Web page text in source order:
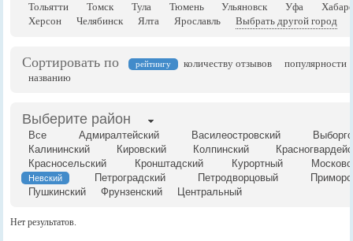
Тольятти
Томск Тула Тюмень Ульяновск Уфа
Херсон
Челябинск Ялта Ярославль Выбрать другой город
Сортировать по рейтингу количеству отзывов
популярности
названию
Выберите район
Все Адмиралтейский Василеостровский
Калининский
Кировский Колпинский
Красносельский
Кронштадский Курортный
Невский Петроградский Петродворцовый
Пушкинский
Фрунзенский Центральный
Нет результатов.